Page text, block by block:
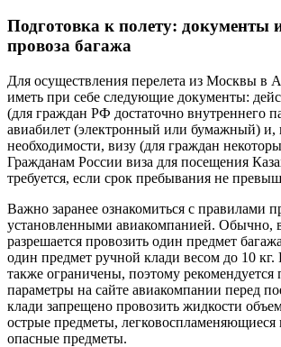
Подготовка к полету: документы
провоза багажа
Для осуществления перелета из Москвы в
иметь при себе следующие документы:
(для граждан РФ достаточно внутреннего
авиабилет (электронный или бумажный) и,
необходимости, визу (для граждан
Гражданам России виза для посещения
требуется, если срок пребывания не
Важно заранее ознакомиться с правилами
установленными авиакомпанией. Обычно,
разрешается провозить один предмет
один предмет ручной клади весом до 10 кг.
также ограничены, поэтому рекомендуется
параметры на сайте авиакомпании перед
клади запрещено провозить жидкости
острые предметы, легковоспламеняющиеся
опасные предметы.